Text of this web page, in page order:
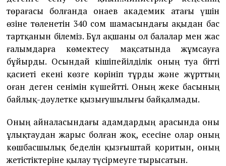
төрағасы болғанда Қонаев академик атағы үшін
өзіне төленетін 340 сом шамасындағы ақыдан бас
тартқанын білеміз. Бұл ақшаны ол балалар мен жас
ғалымдарға көмектесу мақсатында жұмсауға
бұйырды. Осындай кішіпейілділік оның туа бітті
қасиеті екені көзге көрініп тұрды және жұрттың
оған деген сенімін күшейтті. Оның жеке басының
байлық-дәулетке қызығушылығы байқалмады.
Оның айналасындағы адамдардың арасында оны
ұлықтаудан жарыс болған жоқ, есесіне олар оның
көшбасшылық беделін қызғыштай қоритын, оның
жетістіктеріне қылау түсірмеуге тырысатын.